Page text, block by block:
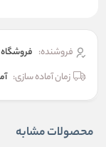
فروشنده: فروشگاه
زمان آماده سازی:
محصولات مشابه